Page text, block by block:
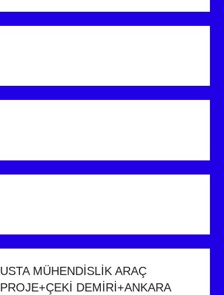
USTA MÜHENDİSLİK ARAÇ
PROJE+ÇEKİ DEMİRİ+ANKARA